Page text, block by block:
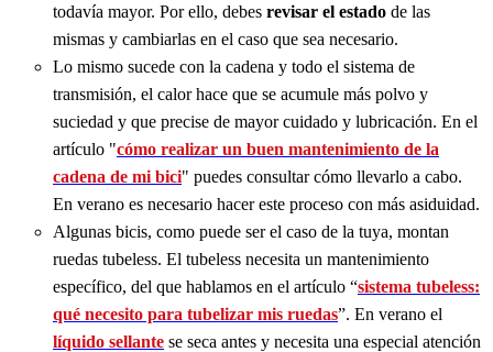
todavía mayor. Por ello, debes revisar el estado de las
mismas y cambiarlas en el caso que sea necesario.
Lo mismo sucede con la cadena y todo el sistema de
transmisión, el calor hace que se acumule más polvo y
suciedad y que precise de mayor cuidado y lubricación. En el
artículo "cómo realizar un buen mantenimiento de la
cadena de mi bici" puedes consultar cómo llevarlo a cabo.
En verano es necesario hacer este proceso con más asiduidad.
Algunas bicis, como puede ser el caso de la tuya, montan
ruedas tubeless. El tubeless necesita un mantenimiento
específico, del que hablamos en el artículo “sistema tubeless:
qué necesito para tubelizar mis ruedas”. En verano el
líquido sellante se seca antes y necesita una especial atención